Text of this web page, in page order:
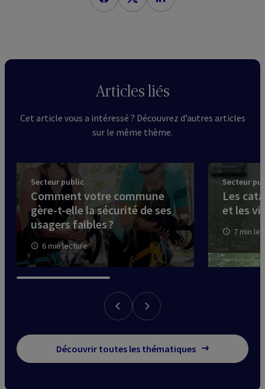
Articles liés
Cet article vous a intéressé ? Découvrez d’autres articles
sur le même thème.
Secteur public
Comment votre commune
gère-t-elle la sécurité de ses
usagers faibles ?
6 min lecture
Secteur
Les
et les
7 min
Découvrir toutes les thématiques